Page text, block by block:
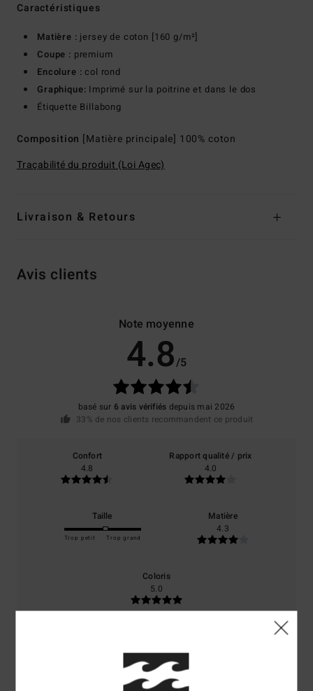
Caractéristiques
Matière : jersey de coton [160 g/m²]
Coupe : premium
Encolure :col rond
Graphique: Imprimé sur la poitrine et dans le dos
Étiquette Billabong
Composition [Matière principale] 100% coton
Traçabilité du produit (Loi Agec)
Livraison & Retours
Avis clients
Note moyenne
4.8/5
basé sur 6 avis vérifiés depuis mai 2026
33% de nos clients recommandent ce produit
Confort
4.8
Rapport qualité / prix
4.0
Taille
Trop petit Trop grand
Matière
4.3
Coloris
5.0
5/5